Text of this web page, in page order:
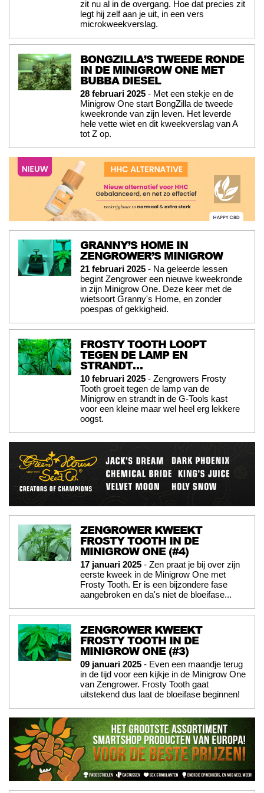
zit nu al in de overgang. Hoe dat precies zit
legt hij zelf aan je uit, in een vers
microkweekverslag.
BONGZILLA’S TWEEDE RONDE
IN DE MINIGROW ONE MET
BUBBA DIESEL
28 februari 2025 - Met een stekje en de
Minigrow One start BongZilla de tweede
kweekronde van zijn leven. Het leverde
hele vette wiet en dit kweekverslag van A
tot Z op.
GRANNY’S HOME IN
ZENGROWER’S MINIGROW
21 februari 2025 - Na geleerde lessen
begint Zengrower een nieuwe kweekronde
in zijn Minigrow One. Deze keer met de
wietsoort Granny's Home, en zonder
poespas of gekkigheid.
FROSTY TOOTH LOOPT
TEGEN DE LAMP EN
STRANDT…
10 februari 2025 - Zengrowers Frosty
Tooth groeit tegen de lamp van de
Minigrow en strandt in de G-Tools kast
voor een kleine maar wel heel erg lekkere
oogst.
ZENGROWER KWEEKT
FROSTY TOOTH IN DE
MINIGROW ONE (#4)
17 januari 2025 - Zen praat je bij over zijn
eerste kweek in de Minigrow One met
Frosty Tooth. Er is een bijzondere fase
aangebroken en da's niet de bloeifase...
ZENGROWER KWEEKT
FROSTY TOOTH IN DE
MINIGROW ONE (#3)
09 januari 2025 - Even een maandje terug
in de tijd voor een kijkje in de Minigrow One
van Zengrower. Frosty Tooth gaat
uitstekend dus laat de bloeifase beginnen!